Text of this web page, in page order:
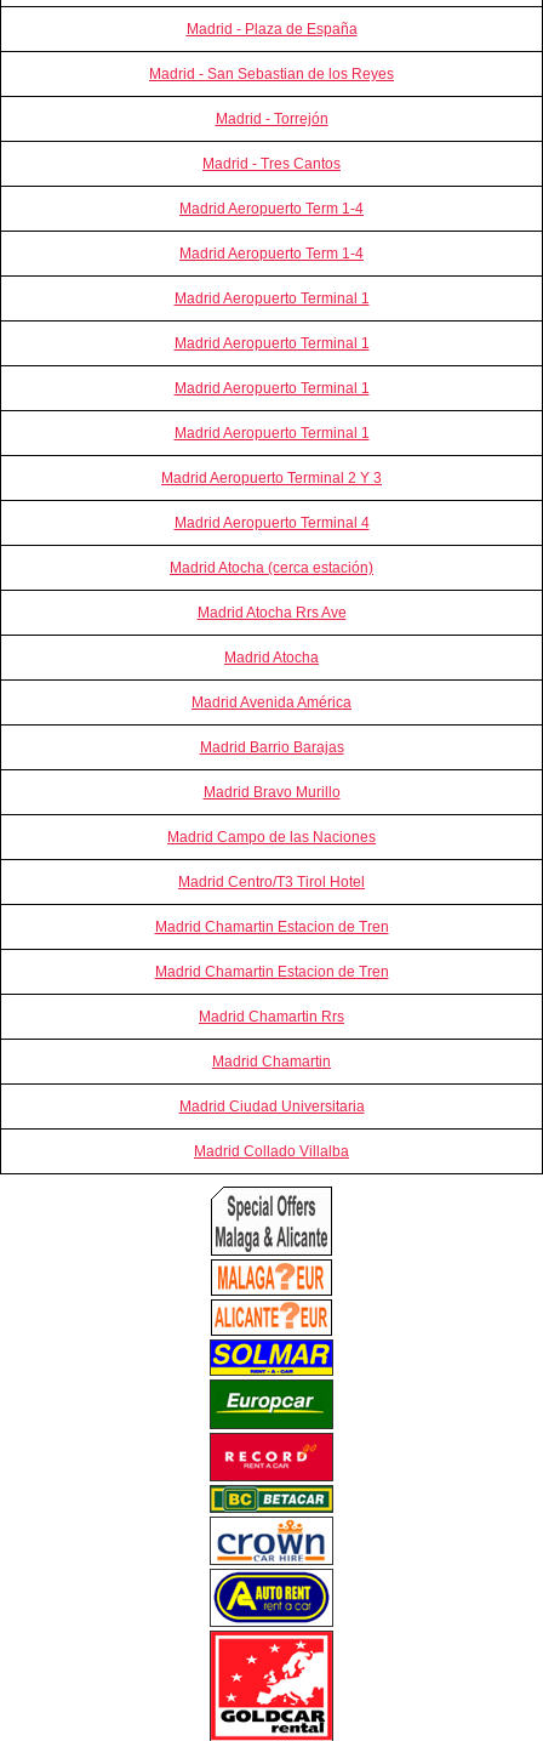
Madrid - Plaza de España
Madrid - San Sebastian de los Reyes
Madrid - Torrejón
Madrid - Tres Cantos
Madrid Aeropuerto Term 1-4
Madrid Aeropuerto Term 1-4
Madrid Aeropuerto Terminal 1
Madrid Aeropuerto Terminal 1
Madrid Aeropuerto Terminal 1
Madrid Aeropuerto Terminal 1
Madrid Aeropuerto Terminal 2 Y 3
Madrid Aeropuerto Terminal 4
Madrid Atocha (cerca estación)
Madrid Atocha Rrs Ave
Madrid Atocha
Madrid Avenida América
Madrid Barrio Barajas
Madrid Bravo Murillo
Madrid Campo de las Naciones
Madrid Centro/T3 Tirol Hotel
Madrid Chamartin Estacion de Tren
Madrid Chamartin Estacion de Tren
Madrid Chamartin Rrs
Madrid Chamartin
Madrid Ciudad Universitaria
Madrid Collado Villalba